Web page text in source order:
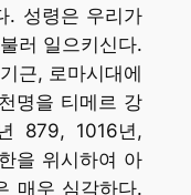
. 성령은 우리가
러 일으키신다.
근, 로마시대에
명을 티메르 강
879, 1016년,
을 위시하여 아
매우 심각하다.